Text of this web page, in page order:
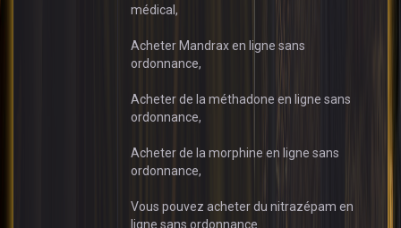
médical,
Acheter Mandrax en ligne sans
ordonnance,
Acheter de la méthadone en ligne sans
ordonnance,
Acheter de la morphine en ligne sans
ordonnance,
Vous pouvez acheter du nitrazépam en
ligne sans ordonnance.